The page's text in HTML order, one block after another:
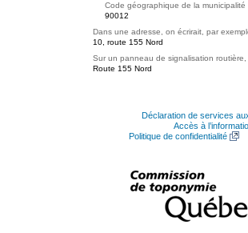
Code géographique de la municipalité
90012
Dans une adresse, on écrirait, par
10, route 155 Nord
Sur un panneau de signalisation
Route 155 Nord
Déclaration de services
Accès à
Politique de confidentialité